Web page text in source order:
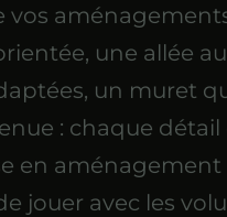
vos
une allée
un muret
: chaque détail
en aménagement
jouer avec les